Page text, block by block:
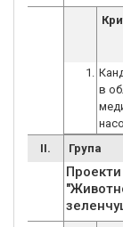
1.
в
II.
Група